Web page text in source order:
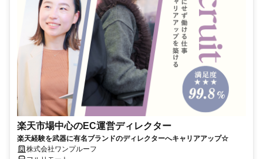
楽天市場中心のEC運営ディレクター
楽天経験を武器に有名ブランドのディレクターへキャリアアップ☆
株式会社ワンプルーフ